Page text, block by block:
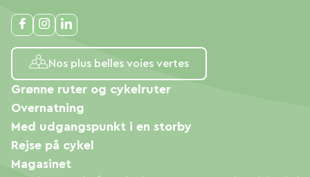
Nos plus belles voies vertes
Grønne ruter og cykelruter
Overnatning
Med udgangspunkt i en storby
Rejse på cykel
Magasinet